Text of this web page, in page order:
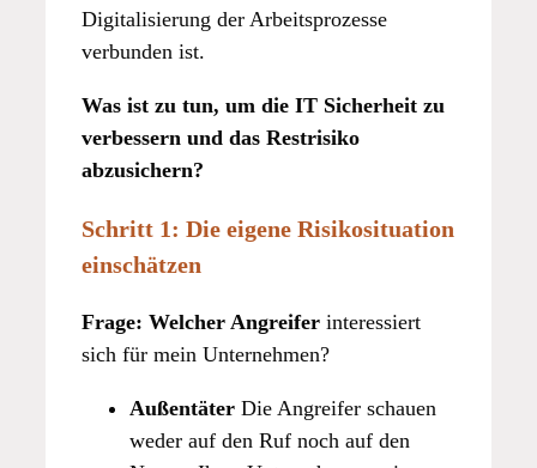
Digitalisierung der Arbeitsprozesse
verbunden ist.
Was ist zu tun, um die IT Sicherheit zu
verbessern und das Restrisiko
abzusichern?
Schritt 1: Die eigene Risikosituation
einschätzen
Frage: Welcher Angreifer interessiert
sich für mein Unternehmen?
Außentäter Die Angreifer schauen
weder auf den Ruf noch auf den